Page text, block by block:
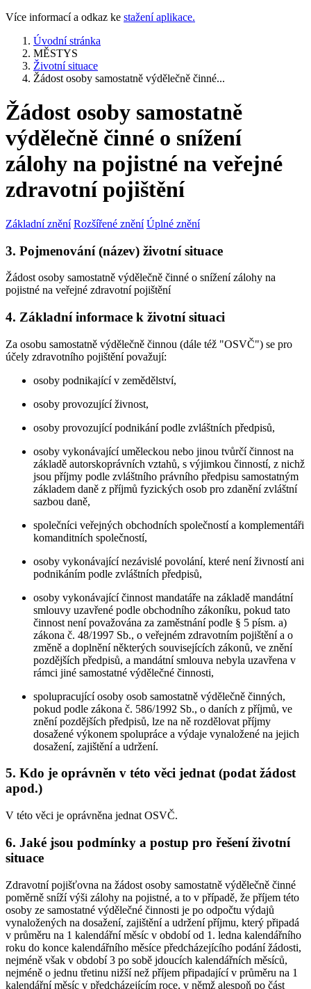
Více informací a odkaz ke stažení aplikace.
Úvodní stránka
MĚSTYS
Životní situace
Žádost osoby samostatně výdělečně činné...
Žádost osoby samostatně
výdělečně činné o snížení
zálohy na pojistné na veřejné
zdravotní pojištění
Základní znění Rozšířené znění Úplné znění
3. Pojmenování (název) životní situace
Žádost osoby samostatně výdělečně činné o snížení zálohy na
pojistné na veřejné zdravotní pojištění
4. Základní informace k životní situaci
Za osobu samostatně výdělečně činnou (dále též "OSVČ") se pro
účely zdravotního pojištění považují:
osoby podnikající v zemědělství,
osoby provozující živnost,
osoby provozující podnikání podle zvláštních předpisů,
osoby vykonávající uměleckou nebo jinou tvůrčí činnost na
základě autorskoprávních vztahů, s výjimkou činností, z nichž
jsou příjmy podle zvláštního právního předpisu samostatným
základem daně z příjmů fyzických osob pro zdanění zvláštní
sazbou daně,
společníci veřejných obchodních společností a komplementáři
komanditních společností,
osoby vykonávající nezávislé povolání, které není živností ani
podnikáním podle zvláštních předpisů,
osoby vykonávající činnost mandatáře na základě mandátní
smlouvy uzavřené podle obchodního zákoníku, pokud tato
činnost není považována za zaměstnání podle § 5 písm. a)
zákona č. 48/1997 Sb., o veřejném zdravotním pojištění a o
změně a doplnění některých souvisejících zákonů, ve znění
pozdějších předpisů, a mandátní smlouva nebyla uzavřena v
rámci jiné samostatné výdělečné činnosti,
spolupracující osoby osob samostatně výdělečně činných,
pokud podle zákona č. 586/1992 Sb., o daních z příjmů, ve
znění pozdějších předpisů, lze na ně rozdělovat příjmy
dosažené výkonem spolupráce a výdaje vynaložené na jejich
dosažení, zajištění a udržení.
5. Kdo je oprávněn v této věci jednat (podat žádost
apod.)
V této věci je oprávněna jednat OSVČ.
6. Jaké jsou podmínky a postup pro řešení životní
situace
Zdravotní pojišťovna na žádost osoby samostatně výdělečně činné
poměrně sníží výši zálohy na pojistné, a to v případě, že příjem této
osoby ze samostatné výdělečné činnosti je po odpočtu výdajů
vynaložených na dosažení, zajištění a udržení příjmu, který připadá
v průměru na 1 kalendářní měsíc v období od 1. ledna kalendářního
roku do konce kalendářního měsíce předcházejícího podání žádosti,
nejméně však v období 3 po sobě jdoucích kalendářních měsíců,
nejméně o jednu třetinu nižší než příjem připadající v průměru na 1
kalendářní měsíc v předcházejícím roce, v němž alespoň po část